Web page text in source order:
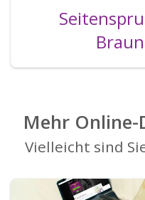
Mehr
Vielleicht sind